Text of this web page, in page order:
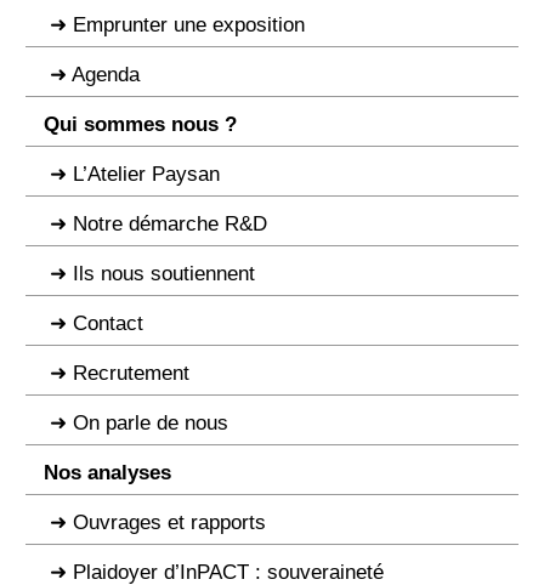
Emprunter une exposition
Agenda
Qui sommes nous ?
L’Atelier Paysan
Notre démarche R&D
Ils nous soutiennent
Contact
Recrutement
On parle de nous
Nos analyses
Ouvrages et rapports
Plaidoyer d’InPACT : souveraineté